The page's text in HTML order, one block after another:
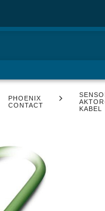
PHOENIX
CONTACT
KABEL